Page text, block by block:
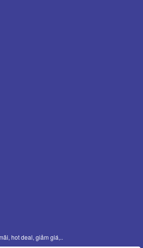
hot deal, giảm giá,..